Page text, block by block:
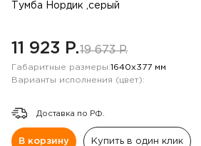
Тумба Нордик ,серый
11 923 P.19 673 P.
Габаритные размеры:1640х377 мм
Варианты исполнения (цвет):
Доставка по РФ.
В корзину Купить в один клик